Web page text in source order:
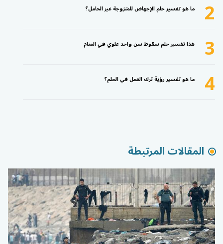
2 ما هو تفسير حلم الإجهاض للمتزوجة غير الحامل؟
3 هذا تفسير حلم سقوط سن واحد علوي في المنام
4 ما هو تفسير رؤية ترك العمل في الحلم؟
المقالات المرتبطة